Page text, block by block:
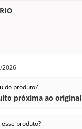
2026
do produto?
próxima ao original
produto?